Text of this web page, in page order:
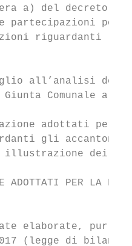
a) del decreto
partecipazioni
riguardanti le
all’analisi dei
Comunale
adottati per la
gli
dei
ADOTTATI PER LA
elaborate, pur
(legge di